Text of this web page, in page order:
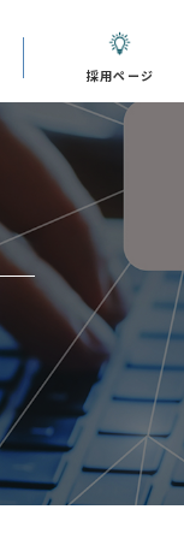
採用ページ